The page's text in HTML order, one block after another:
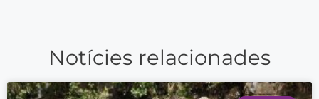
Notícies relacionades